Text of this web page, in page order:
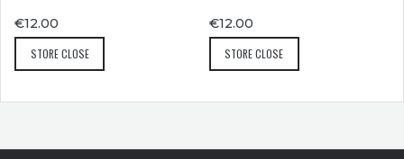
€12.00
STORE CLOSE
€12.00
STORE CLOSE